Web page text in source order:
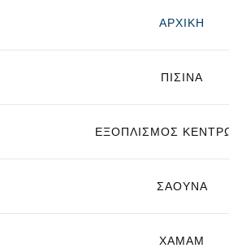
ΑΡΧΙΚΗ
ΠΙΣΙΝΑ
ΕΞΟΠΛΙΣΜΌΣ
ΣΑΟΥΝΑ
ΧΑΜΑΜ